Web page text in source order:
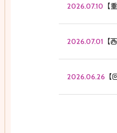
2026.07.10 【
2026.07.01 【
2026.06.26